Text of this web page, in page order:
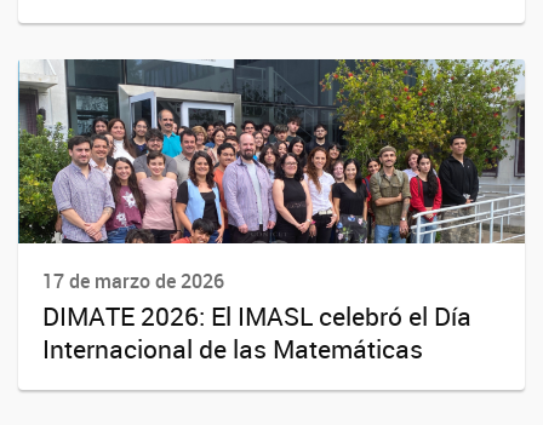
17 de marzo de 2026
DIMATE 2026: El IMASL celebró el Día
Internacional de las Matemáticas